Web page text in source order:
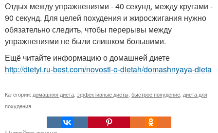
Отдых между упражнениями - 40 секунд, между кругами -
90 секунд. Для целей похудения и жиросжигания нужно
обязательно следить, чтобы перерывы между
упражнениями не были слишком большими.
Ещё читайте информацию о домашней диете
http://dietyi.ru-best.com/novosti-o-dietah/domashnyaya-dieta
Категории: домашняя диета эффективные диеты быстрое похудение диета для
похудения